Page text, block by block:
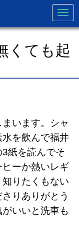
N
a
v
g
a
o
くても起
います。シャ
を飲んで福井
紙を読んでそ
ーか熱いレギ
りたくもない
りありがとう
いいと洗車も